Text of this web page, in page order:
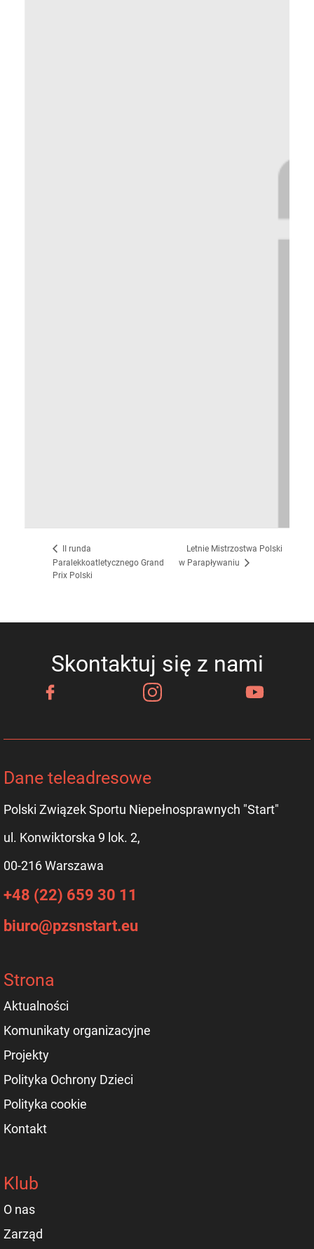
II runda
Paralekkoatletycznego Grand
Prix Polski
Letnie Mistrzostwa Polski
w Parapływaniu
Skontaktuj się z nami
Dane teleadresowe
Polski Związek Sportu Niepełnosprawnych "Start"
ul. Konwiktorska 9 lok. 2,
00-216 Warszawa
+48 (22) 659 30 11
biuro@pzsnstart.eu
Strona
Aktualności
Komunikaty organizacyjne
Projekty
Polityka Ochrony Dzieci
Polityka cookie
Kontakt
Klub
O nas
Zarząd